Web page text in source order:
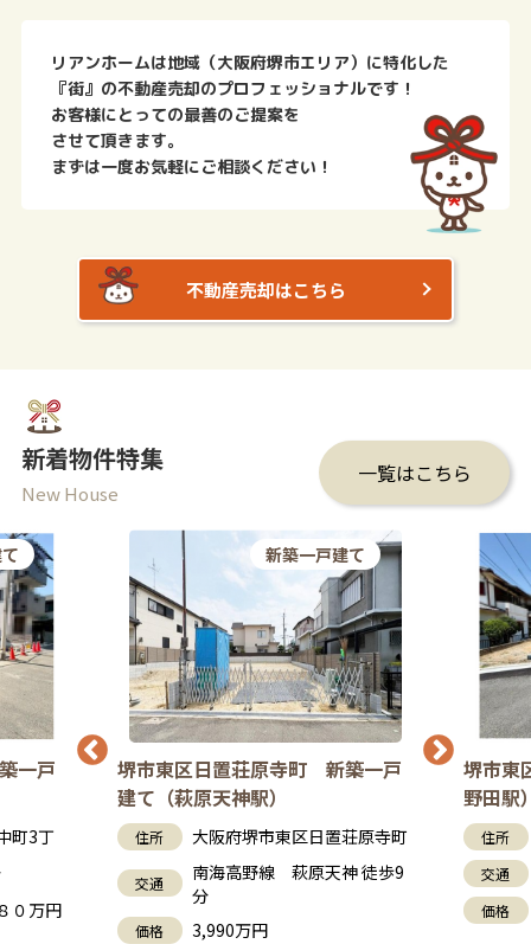
リアンホームは地域（大阪府堺市エリア）に特化した
『街』の不動産売却のプロフェッショナルです！
お客様にとっての最善のご提案を
させて頂きます。
まずは一度お気軽にご相談ください！
不動産売却はこちら
新着物件特集
New House
一覧はこちら
一戸
町3丁
０万円
新築一戸建て
堺市東区日置荘原寺町 新築一戸
建て（萩原天神駅）
住所 大阪府堺市東区日置荘原寺町
交通
南海高野線 萩原天神 徒歩9
分
価格 3,990万円
堺市東
野田駅
住所
交通
価格